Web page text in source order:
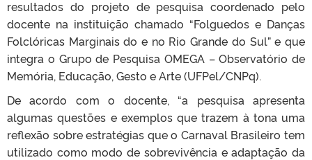
resultados do projeto de pesquisa coordenado pelo
docente na instituição chamado “Folguedos e Danças
Folclóricas Marginais do e no Rio Grande do Sul” e que
integra o Grupo de Pesquisa OMEGA – Observatório de
Memória, Educação, Gesto e Arte (UFPel/CNPq).
De acordo com o docente, “a pesquisa apresenta
algumas questões e exemplos que trazem à tona uma
reflexão sobre estratégias que o Carnaval Brasileiro tem
utilizado como modo de sobrevivência e adaptação da